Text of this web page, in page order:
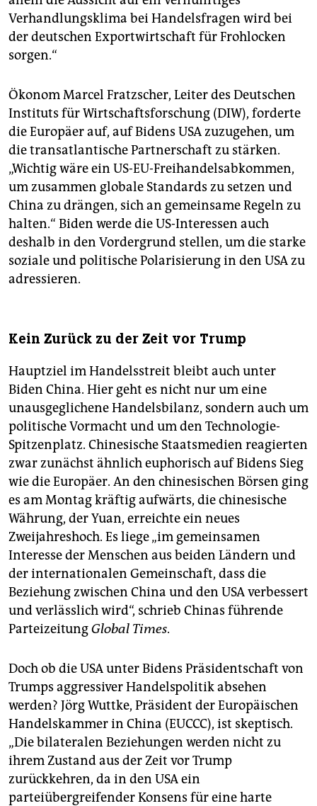
Verhandlungsklima bei Handelsfragen wird bei
der deutschen Exportwirtschaft für Frohlocken
sorgen.“
Ökonom Marcel Fratzscher, Leiter des Deutschen
Instituts für Wirtschaftsforschung (DIW), forderte
die Europäer auf, auf Bidens USA zuzugehen, um
die transatlantische Partnerschaft zu stärken.
„Wichtig wäre ein US-EU-Freihandelsabkommen,
um zusammen globale Standards zu setzen und
China zu drängen, sich an gemeinsame Regeln zu
halten.“ Biden werde die US-Interessen auch
deshalb in den Vordergrund stellen, um die starke
soziale und politische Polarisierung in den USA zu
adressieren.
Kein Zurück zu der Zeit vor Trump
Hauptziel im Handelsstreit bleibt auch unter
Biden China. Hier geht es nicht nur um eine
unausgeglichene Handelsbilanz, sondern auch um
politische Vormacht und um den Technologie-
Spitzenplatz. Chinesische Staatsmedien reagierten
zwar zunächst ähnlich euphorisch auf Bidens Sieg
wie die Europäer. An den chinesischen Börsen ging
es am Montag kräftig aufwärts, die chinesische
Währung, der Yuan, erreichte ein neues
Zweijahreshoch. Es liege „im gemeinsamen
Interesse der Menschen aus beiden Ländern und
der internationalen Gemeinschaft, dass die
Beziehung zwischen China und den USA verbessert
und verlässlich wird“, schrieb Chinas führende
ParteizeitungGlobal Times.
Doch ob die USA unter Bidens Präsidentschaft von
Trumps aggressiver Handelspolitik absehen
werden? Jörg Wuttke, Präsident der Europäischen
Handelskammer in China (EUCCC), ist skeptisch.
„Die bilateralen Beziehungen werden nicht zu
ihrem Zustand aus der Zeit vor Trump
zurückkehren, da in den USA ein
parteiübergreifender Konsens für eine harte